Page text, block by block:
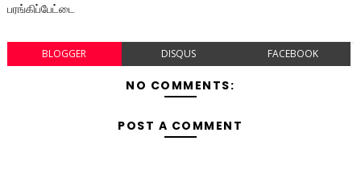
பரங்கிப்பேட்டை
BLOGGER DISQUS FACEBOOK
NO COMMENTS:
POST A COMMENT